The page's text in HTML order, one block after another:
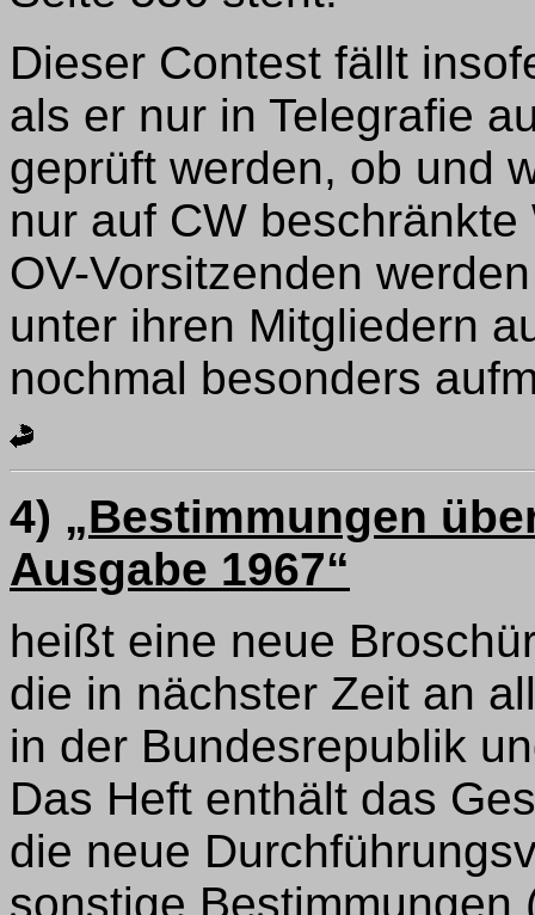
Dieser Contest fällt
als er nur in Telegrafie
geprüft werden, ob und
nur auf CW
OV-Vorsitzenden
unter ihren Mitgliedern
nochmal besonders
4) „Bestimmungen
Ausgabe 1967“
heißt eine neue
die in nächster Zeit an
in der Bundesrepublik
Das Heft enthält das
die neue
sonstige Bestimmungen